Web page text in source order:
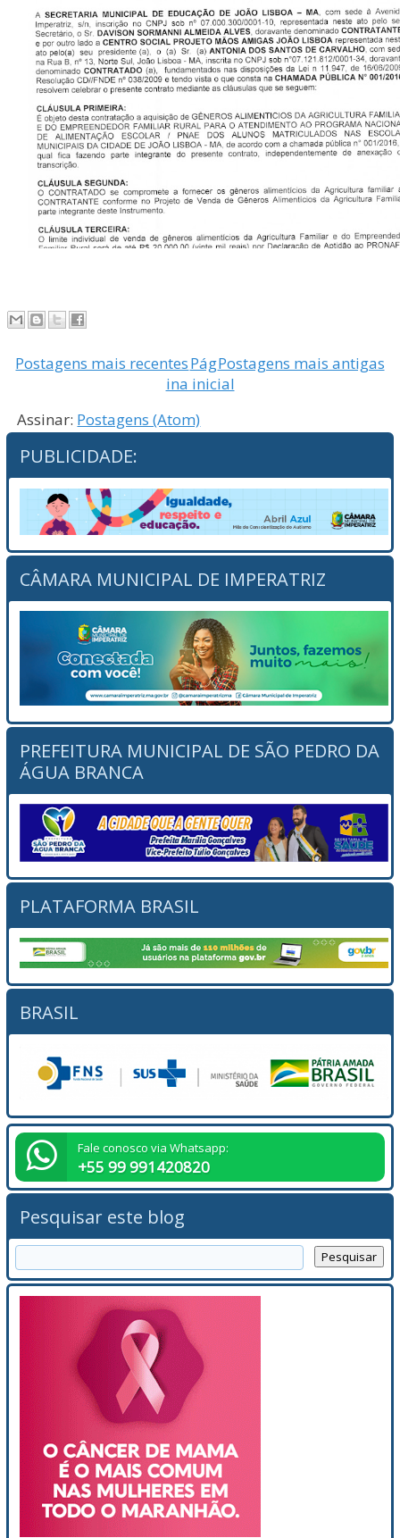
Postagens mais recentes Postagens mais antigas
Pág
ina inicial
Assinar: Postagens (Atom)
PUBLICIDADE:
CÂMARA MUNICIPAL DE IMPERATRIZ
PREFEITURA MUNICIPAL DE SÃO PEDRO DA
ÁGUA BRANCA
PLATAFORMA BRASIL
BRASIL
Fale conosco via Whatsapp:
+55 99 991420820
Pesquisar este blog